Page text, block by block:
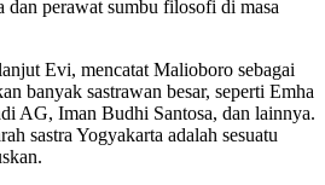
dan perawat sumbu filosofi di masa
Evi, mencatat Malioboro sebagai
banyak sastrawan besar, seperti Emha
AG, Iman Budhi Santosa, dan lainnya.
sastra Yogyakarta adalah sesuatu